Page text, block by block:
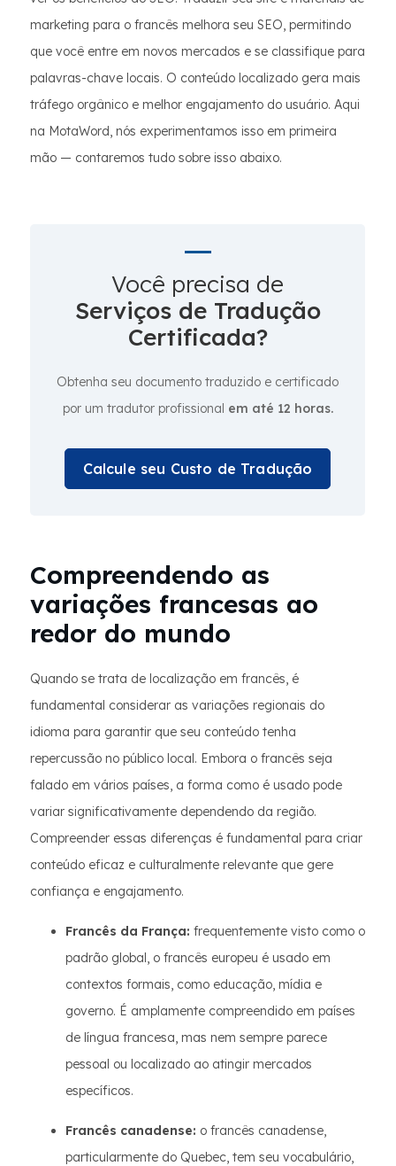
marketing para o francês melhora seu SEO, permitindo
que você entre em novos mercados e se classifique para
palavras-chave locais. O conteúdo localizado gera mais
tráfego orgânico e melhor engajamento do usuário. Aqui
na MotaWord, nós experimentamos isso em primeira
mão — contaremos tudo sobre isso abaixo.
Você precisa de
Serviços de Tradução
Certificada?
Obtenha seu documento traduzido e certificado
por um tradutor profissional em até 12 horas.
Calcule seu Custo de Tradução
Compreendendo as
variações francesas ao
redor do mundo
Quando se trata de localização em francês, é
fundamental considerar as variações regionais do
idioma para garantir que seu conteúdo tenha
repercussão no público local. Embora o francês seja
falado em vários países, a forma como é usado pode
variar significativamente dependendo da região.
Compreender essas diferenças é fundamental para criar
conteúdo eficaz e culturalmente relevante que gere
confiança e engajamento.
Francês da França: frequentemente visto como o
padrão global, o francês europeu é usado em
contextos formais, como educação, mídia e
governo. É amplamente compreendido em países
de língua francesa, mas nem sempre parece
pessoal ou localizado ao atingir mercados
específicos.
Francês canadense: o francês canadense,
particularmente do Quebec, tem seu vocabulário,